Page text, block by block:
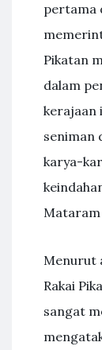
pertama
Pikatan
dalam
kerajaan
seniman
karya-
Mataram
Menurut
Rakai
sangat